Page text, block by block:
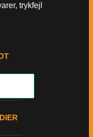
trykfejl